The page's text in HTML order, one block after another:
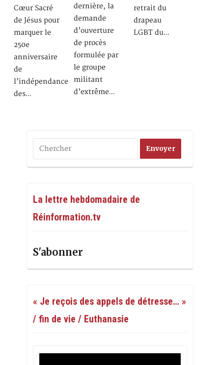
Cœur Sacré
de Jésus pour
marquer le
250e
anniversaire
de
l’indépendance
des…
dernière, la
demande
d’ouverture
de procès
formulée par
le groupe
militant
d’extrême…
retrait du
drapeau
LGBT du…
La lettre hebdomadaire de
Réinformation.tv
S'abonner
« Je reçois des appels de détresse… »
/ fin de vie / Euthanasie